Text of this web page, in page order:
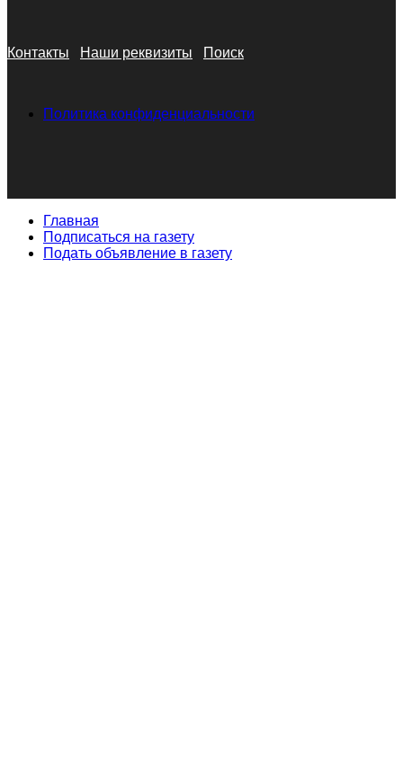
Контакты Наши реквизиты Поиск
Политика конфиденциальности
Главная
Подписаться на газету
Подать объявление в газету